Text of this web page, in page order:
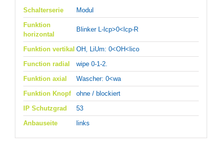
Schalterserie
Modul
Funktion
horizontal
Blinker L-lcp>0<lcp-R
Funktion vertikal OH, LiUm: 0<OH<lico
Function radial
wipe 0-1-2.
Funktion axial
Wascher: 0<wa
Funktion Knopf
ohne / blockiert
IP Schutzgrad
53
Anbauseite
links